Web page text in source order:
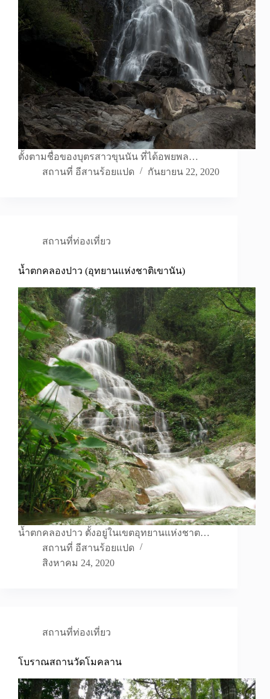
ตั้งตามชื่อของบุตรสาวขุนนัน ที่ได้อพยพล…
สถานที่ อีสานร้อยแปด
กันยายน 22, 2020
สถานที่ท่องเที่ยว
น้ำตกคลองปาว (อุทยานแห่งชาติเขานัน)
น้ำตกคลองปาว ตั้งอยู่ในเขตอุทยานแห่งชาต…
สถานที่ อีสานร้อยแปด
สิงหาคม 24, 2020
สถานที่ท่องเที่ยว
โบราณสถานวัดโมคลาน